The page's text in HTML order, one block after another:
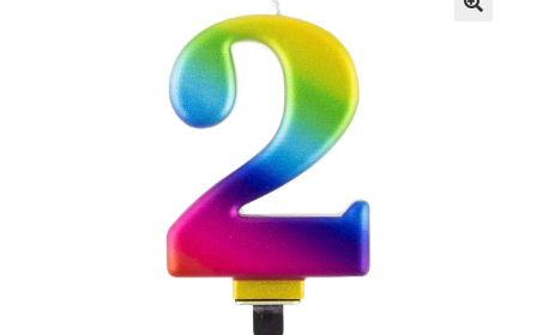
Rozwiń
Akcesoria Party